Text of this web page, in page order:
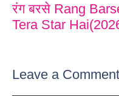
रंग बरसे Rang
Tera Star
Leave a Comment